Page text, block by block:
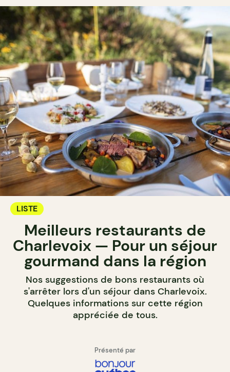
LISTE
Meilleurs restaurants de
Charlevoix — Pour un séjour
gourmand dans la région
Nos suggestions de bons restaurants où
s'arrêter lors d'un séjour dans Charlevoix.
Quelques informations sur cette région
appréciée de tous.
Présenté par